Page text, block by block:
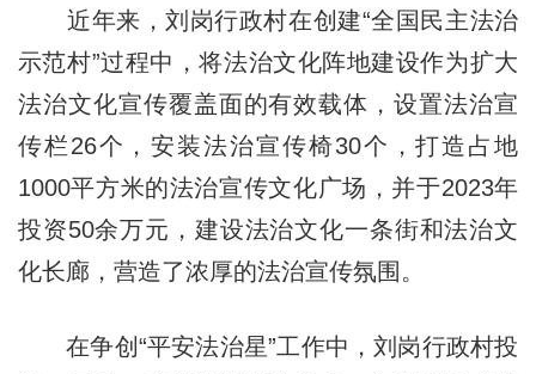
近年来，刘岗行政村在创建“全国民主法治
示范村”过程中，将法治文化阵地建设作为扩大
法治文化宣传覆盖面的有效载体，设置法治宣
传栏26个，安装法治宣传椅30个，打造占地
1000平方米的法治宣传文化广场，并于2023年
投资50余万元，建设法治文化一条街和法治文
化长廊，营造了浓厚的法治宣传氛围。
在争创“平安法治星”工作中，刘岗行政村投